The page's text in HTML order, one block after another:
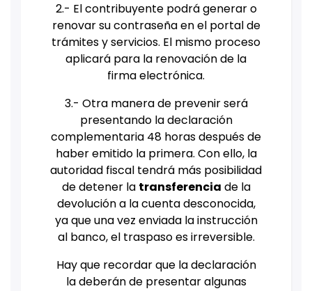
2.- El contribuyente podrá generar o
renovar su contraseña en el portal de
trámites y servicios. El mismo proceso
aplicará para la renovación de la
firma electrónica.
3.- Otra manera de prevenir será
presentando la declaración
complementaria 48 horas después de
haber emitido la primera. Con ello, la
autoridad fiscal tendrá más posibilidad
de detener la transferencia de la
devolución a la cuenta desconocida,
ya que una vez enviada la instrucción
al banco, el traspaso es irreversible.
Hay que recordar que la declaración
la deberán de presentar algunas